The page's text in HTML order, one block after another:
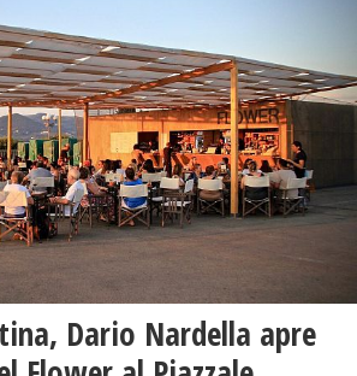
Dario Nardella apre